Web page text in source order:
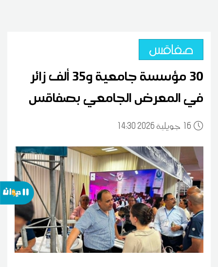
صفاقس
30 مؤسسة جامعية و35 ألف زائر
في المعرض الجامعي بصفاقس
16 14:30 2026 جويلية